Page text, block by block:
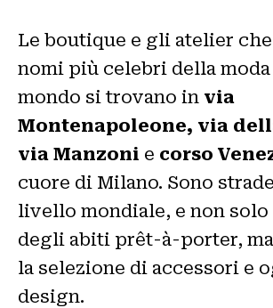
Le boutique e gli atelier
nomi più celebri della
mondo si trovano in via
Montenapoleone, via
via Manzoni e corso
cuore di Milano. Sono
livello mondiale, e non
degli abiti prêt-à-porter,
la selezione di accessori e
design.